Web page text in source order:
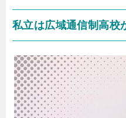
私立は広域通信制高校